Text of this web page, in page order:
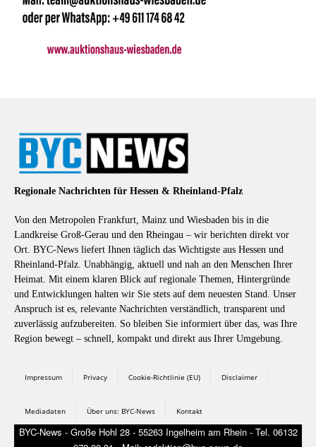
Regionale Nachrichten für Hessen & Rheinland-Pfalz
Von den Metropolen Frankfurt, Mainz und Wiesbaden bis in die
Landkreise Groß-Gerau und den Rheingau – wir berichten direkt vor
Ort. BYC-News liefert Ihnen täglich das Wichtigste aus Hessen und
Rheinland-Pfalz. Unabhängig, aktuell und nah an den Menschen Ihrer
Heimat. Mit einem klaren Blick auf regionale Themen, Hintergründe
und Entwicklungen halten wir Sie stets auf dem neuesten Stand. Unser
Anspruch ist es, relevante Nachrichten verständlich, transparent und
zuverlässig aufzubereiten. So bleiben Sie informiert über das, was Ihre
Region bewegt – schnell, kompakt und direkt aus Ihrer Umgebung.
Impressum Privacy Cookie-Richtlinie (EU) Disclaimer
Mediadaten Über uns: BYC-News Kontakt
BYC-News - Große Hohl 28 - 55263 Ingelheim am Rhein - Tel. 06132